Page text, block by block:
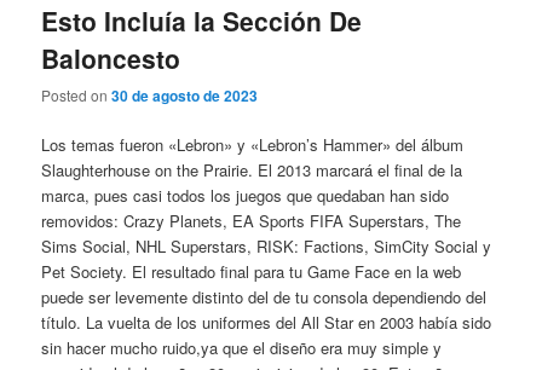
Esto Incluía la Sección De
Baloncesto
Posted on30 de agosto de 2023
Los temas fueron «Lebron» y «Lebron’s Hammer» del álbum
Slaughterhouse on the Prairie. El 2013 marcará el final de la
marca, pues casi todos los juegos que quedaban han sido
removidos: Crazy Planets, EA Sports FIFA Superstars, The
Sims Social, NHL Superstars, RISK: Factions, SimCity Social y
Pet Society. El resultado final para tu Game Face en la web
puede ser levemente distinto del de tu consola dependiendo del
título. La vuelta de los uniformes del All Star en 2003 había sido
sin hacer mucho ruido,ya que el diseño era muy simple y